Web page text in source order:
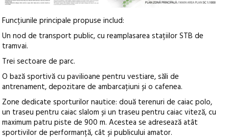
Funcțiunile principale propuse includ:
Un nod de transport public, cu reamplasarea stațiilor STB de
tramvai.
Trei sectoare de parc.
O bază sportivă cu pavilioane pentru vestiare, săli de
antrenament, depozitare de ambarcațiuni și o cafenea.
Zone dedicate sporturilor nautice: două terenuri de caiac polo,
un traseu pentru caiac slalom și un traseu pentru caiac viteză, cu
maximum patru piste de 900 m. Acestea se adresează atât
sportivilor de performanță, cât și publicului amator.